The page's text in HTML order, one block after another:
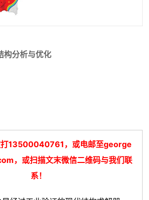
分析与优化
打13500040761，或电邮至george
，或扫描文末微信二维码与我们联
系！